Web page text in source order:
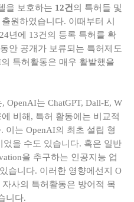
을 보호하는 12건 의 특허들 및
원하였습니다. 이때부터 시
년에 13건의 등록 특허를 확
안 공개가 보류되는 특허제도
특허활동은 매우 활발했을
OpenAI는 ChatGPT, Dall-E, W
비해, 특허 활동에는 비교적
이는 OpenAI의 최초 설립 형
을 수도 있습니다. 혹은 일반
을 추구하는 인공지능 업
습니다. 이러한 영향에선지 O
사의 특허활동은 방어적 목
니다.